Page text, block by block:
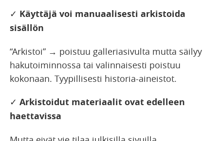
✓ Käyttäjä voi manuaalisesti arkistoida
sisällön
“Arkistoi” → poistuu galleriasivulta mutta säilyy
hakutoiminnossa tai valinnaisesti poistuu
kokonaan. Tyypillisesti historia-aineistot.
✓ Arkistoidut materiaalit ovat edelleen
haettavissa